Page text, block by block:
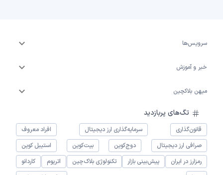
سرویس‌ها
خبر و آموزش
میهن بلاکچین
تگ‌های پربازدید
قانون‌گذاری سرمایه‌گذاری ارز دیجیتال
افراد معروف
صرافی ارز دیجیتال
دوج‌کوین بیت‌کوین
استیبل کوین
رمزارز در ایران
پیش‌بینی بازار تکنولوژی بلاک‌چین اتریوم
کاردانو